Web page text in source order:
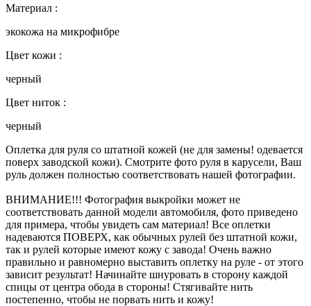
Материал :
экокожа на микрофибре
Цвет кожи :
черный
Цвет ниток :
черный
Оплетка для руля со штатной кожей (не для замены! одевается
поверх заводской кожи). Смотрите фото руля в карусели, Ваш
руль должен полностью соответствовать нашей фотографии.
ВНИМАНИЕ!!! Фотография выкройки может не
соответствовать данной модели автомобиля, фото приведено
для примера, чтобы увидеть сам материал! Все оплетки
надеваются ПОВЕРХ, как обычных рулей без штатной кожи,
так и рулей которые имеют кожу с завода! Очень важно
правильно и равномерно выставить оплетку на руле - от этого
зависит результат! Начинайте шнуровать в сторону каждой
спицы от центра обода в стороны! Стягивайте нить
постепенно, чтобы не порвать нить и кожу!